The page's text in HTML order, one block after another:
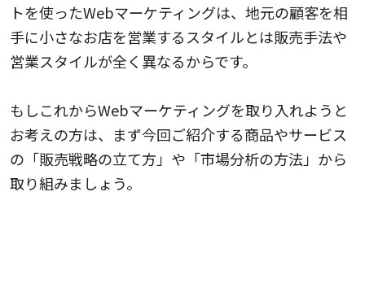
トを使ったWebマーケティングは、地元の顧客を相
手に小さなお店を営業するスタイルとは販売手法や
営業スタイルが全く異なるからです。
もしこれからWebマーケティングを取り入れようと
お考えの方は、まず今回ご紹介する商品やサービス
の「販売戦略の立て方」や「市場分析の方法」から
取り組みましょう。